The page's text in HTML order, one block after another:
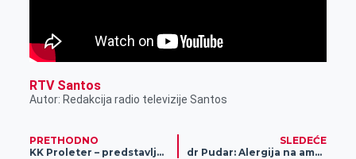
RTV Santos
Autor: Redakcija radio televizije Santos
PRETHODNO
KK Proleter – predstavljanje ambicija i tima za predstojeću sezonu
SLEDEĆE
dr Pudar: Alergija na ambroziju jedan od najčešćih problema današnjice